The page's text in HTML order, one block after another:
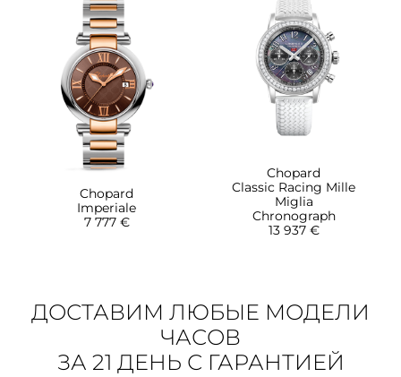
Chopard
Imperiale
7 777 €
Chopard
Classic Racing Mille
Miglia
Chronograph
13 937 €
ДОСТАВИМ ЛЮБЫЕ МОДЕЛИ
ЧАСОВ
ЗА 21 ДЕНЬ С ГАРАНТИЕЙ